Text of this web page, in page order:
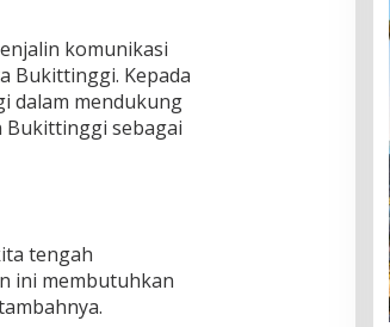
komunikasi
Bukittinggi. Kepada
dalam mendukung
Bukittinggi sebagai
tengah
ini membutuhkan